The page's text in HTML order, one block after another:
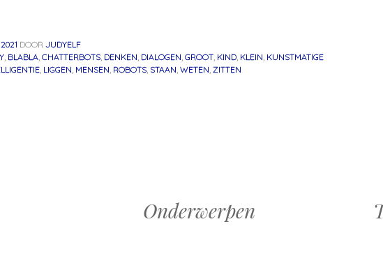
DOOR JUDYELF
, BLABLA, CHATTERBOTS, DENKEN, DIALOGEN, GROOT, KIND, KLEIN, KUNSTMATIGE
, LIGGEN, MENSEN, ROBOTS, STAAN, WETEN, ZITTEN
Onderwerpen